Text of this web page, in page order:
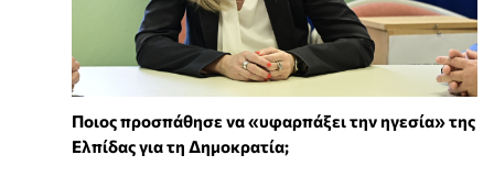
Ποιος προσπάθησε να «υφαρπάξει την ηγεσία» της
Ελπίδας για τη Δημοκρατία;